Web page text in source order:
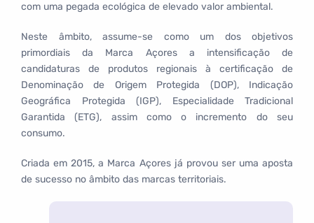
com uma pegada ecológica de elevado valor ambiental.
Neste âmbito, assume-se como um dos objetivos
primordiais da Marca Açores a intensificação de
candidaturas de produtos regionais à certificação de
Denominação de Origem Protegida (DOP), Indicação
Geográfica Protegida (IGP), Especialidade Tradicional
Garantida (ETG), assim como o incremento do seu
consumo.
Criada em 2015, a Marca Açores já provou ser uma aposta
de sucesso no âmbito das marcas territoriais.